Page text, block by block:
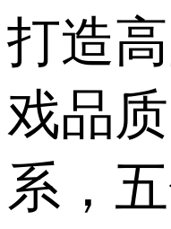
打造
戏品
系，